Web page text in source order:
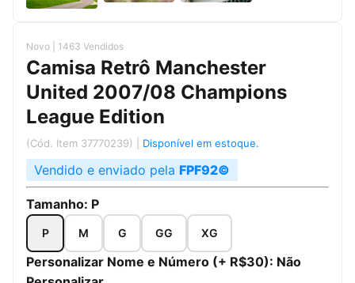
Novo | 1463 Vendidos
Camisa Retrô Manchester
United 2007/08 Champions
League Edition
(Cód. Item 37770239) Disponível em estoque.
Vendido e enviado pela FPF92©
Tamanho: P
P M G GG XG
Personalizar Nome e Número (+ R$30): Não